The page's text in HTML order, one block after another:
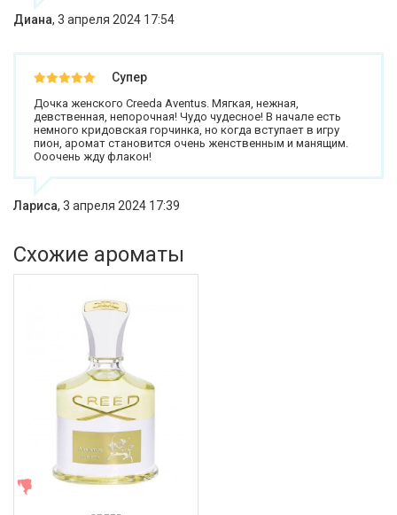
Диана, 3 апреля 2024 17:54
Супер
Дочка женского Creedа Aventus. Мягкая, нежная,
девственная, непорочная! Чудо чудесное! В начале есть
немного кридовская горчинка, но когда вступает в игру
пион, аромат становится очень женственным и манящим.
Ооочень жду флакон!
Лариса, 3 апреля 2024 17:39
Схожие ароматы
ЖЕНСКИЕ